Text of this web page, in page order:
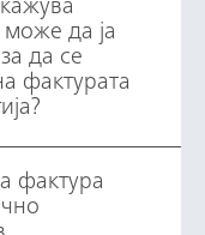
да ја
да се
фактурата
фактура